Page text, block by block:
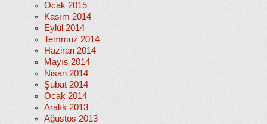
Ocak 2015
Kasım 2014
Eylül 2014
Temmuz 2014
Haziran 2014
Mayıs 2014
Nisan 2014
Şubat 2014
Ocak 2014
Aralık 2013
Ağustos 2013